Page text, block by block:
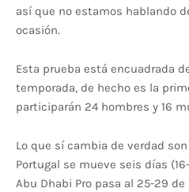
así que no estamos hablando
ocasión.
Esta prueba está encuadrada
temporada, de hecho es la
participarán 24 hombres y 16
Lo que sí cambia de verdad
Portugal se mueve seis días
Abu Dhabi Pro pasa al 25-29